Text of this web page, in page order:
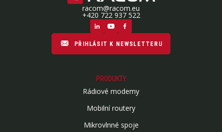
racom@racom.eu
+420 722 937 522
PŘIHLÁSIT K NEWSLETTERU
PRODUKTY
Rádiové modemy
Mobilní routery
Mikrovlnné spoje